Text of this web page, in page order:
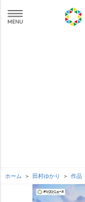
ホーム 田村ゆかり 作品